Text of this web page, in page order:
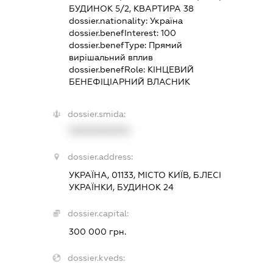
БУДИНОК 5/2, КВАРТИРА 38
dossier.nationality: Україна
dossier.benefInterest: 100
dossier.benefType: Прямий
вирішальний вплив
dossier.benefRole: КІНЦЕВИЙ
БЕНЕФІЦІАРНИЙ ВЛАСНИК
dossier.smida:
dossier.address:
УКРАЇНА, 01133, МІСТО КИЇВ, Б.ЛЕСІ
УКРАЇНКИ, БУДИНОК 24
dossier.capital:
300 000 грн.
dossier.kveds: